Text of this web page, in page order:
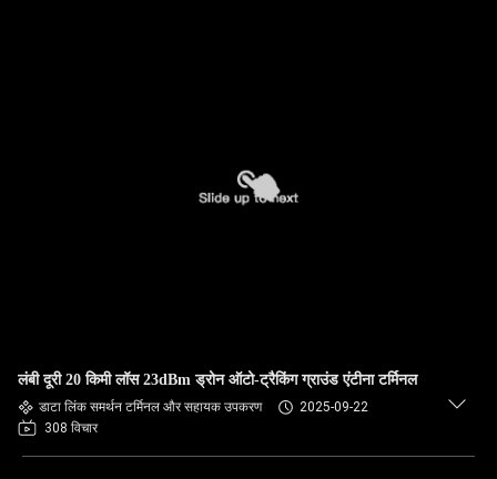
लंबी दूरी 20 किमी लॉस 23dBm ड्रोन ऑटो-ट्रैकिंग ग्राउंड एंटीना टर्मिनल
डाटा लिंक समर्थन टर्मिनल और सहायक उपकरण
2025-09-22
308 विचार